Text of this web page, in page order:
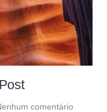
comentário